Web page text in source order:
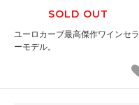
SOLD OUT
ユーロカーブ最高傑作ワインセラ
ーモデル。